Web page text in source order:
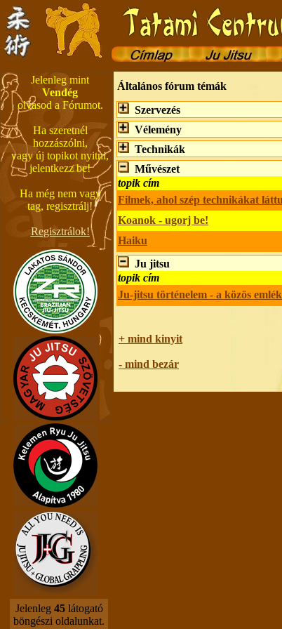
Jelenleg mint
Vendég
olvasod a Fórumot.
Ha szeretnél
hozzászólni,
vagy új topikot nyitni,
jelentkezz be!
Ha még nem vagy
tag, regisztrálj!
Regisztrálok!
Jelenleg 45látogató
böngészi oldalunkat.
Általános fórum témák
Szervezés
Vélemény
Technikák
Művészet
topik cím
Filmek, ahol szép technikákat
Koanok - ugorj be!
Haiku
Ju jitsu
topik cím
Ju-jitsu történelem - a közös
+ mind kinyit
- mind bezár